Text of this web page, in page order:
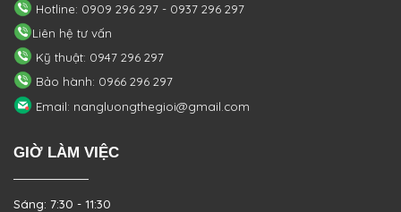
Hotline: 0909 296 297 - 0937 296 297
Liên hệ tư vấn
Kỹ thuật: 0947 296 297
Bảo hành: 0966 296 297
Email: nangluongthegioi@gmail.com
GIỜ LÀM VIỆC
Sáng: 7:30 - 11:30